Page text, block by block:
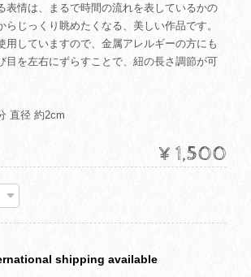
表情は、まるで時間の流れを表しているかの
らじっくり眺めたくなる、美しい作品です。
用していますので、金属アレルギーの方にも
目を左右にずらすことで、紐の長さ調節が可
直径 約2cm
¥1,500
shipping available